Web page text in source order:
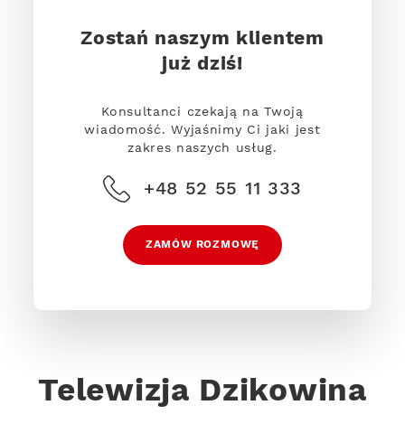
Zostań naszym klientem
już dziś!
Konsultanci czekają na Twoją
wiadomość. Wyjaśnimy Ci jaki jest
zakres naszych usług.
+48 52 55 11 333
ZAMÓW ROZMOWĘ
Telewizja Dzikowina